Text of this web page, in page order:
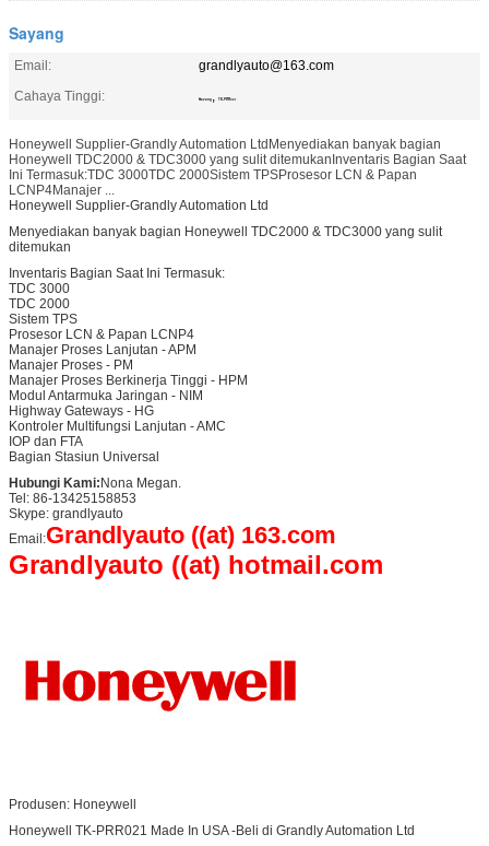
Sayang
Email:
grandlyauto@163.com
Cahaya Tinggi:
Sayang , TK-PRR021
Honeywell Supplier-Grandly Automation LtdMenyediakan banyak bagian
Honeywell TDC2000 & TDC3000 yang sulit ditemukanInventaris Bagian Saat
Ini Termasuk:TDC 3000TDC 2000Sistem TPSProsesor LCN & Papan
LCNP4Manajer ...
Honeywell Supplier-Grandly Automation Ltd
Menyediakan banyak bagian Honeywell TDC2000 & TDC3000 yang sulit
ditemukan
Inventaris Bagian Saat Ini Termasuk:
TDC 3000
TDC 2000
Sistem TPS
Prosesor LCN & Papan LCNP4
Manajer Proses Lanjutan - APM
Manajer Proses - PM
Manajer Proses Berkinerja Tinggi - HPM
Modul Antarmuka Jaringan - NIM
Highway Gateways - HG
Kontroler Multifungsi Lanjutan - AMC
IOP dan FTA
Bagian Stasiun Universal
Hubungi Kami:Nona Megan.
Tel: 86-13425158853
Skype: grandlyauto
Email:Grandlyauto ((at) 163.com
Grandlyauto ((at) hotmail.com
Produsen: Honeywell
Honeywell TK-PRR021 Made In USA -Beli di Grandly Automation Ltd